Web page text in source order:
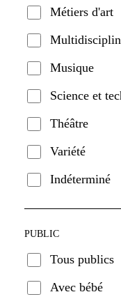
Métiers d'art
Musique
Science et
Théâtre
Variété
Indéterminé
PUBLIC
Tous publics
Avec bébé